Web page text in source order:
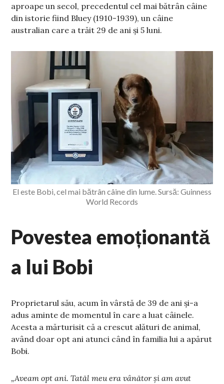
aproape un secol, precedentul cel mai bătrân câine
din istorie fiind Bluey (1910-1939), un câine
australian care a trăit 29 de ani și 5 luni.
El este Bobi, cel mai bătrân câine din lume. Sursă: Guinness
World Records
Povestea emoționantă
a lui Bobi
Proprietarul său, acum în vârstă de 39 de ani și-a
adus aminte de momentul în care a luat câinele.
Acesta a mărturisit că a crescut alături de animal,
având doar opt ani atunci când în familia lui a apărut
Bobi.
„Aveam opt ani. Tatăl meu era vânător și am avut